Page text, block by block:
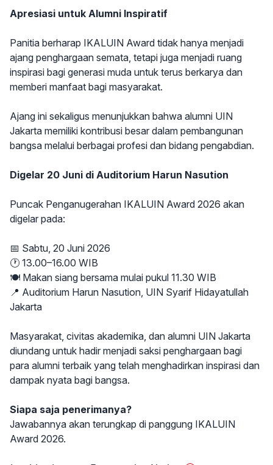
Apresiasi untuk Alumni Inspiratif
Panitia berharap IKALUIN Award tidak hanya menjadi
ajang penghargaan semata, tetapi juga menjadi ruang
inspirasi bagi generasi muda untuk terus berkarya dan
memberi manfaat bagi masyarakat.
Ajang ini sekaligus menunjukkan bahwa alumni UIN
Jakarta memiliki kontribusi besar dalam pembangunan
bangsa melalui berbagai profesi dan bidang pengabdian.
Digelar 20 Juni di Auditorium Harun Nasution
Puncak Penganugerahan IKALUIN Award 2026 akan
digelar pada:
📅 Sabtu, 20 Juni 2026
🕐 13.00–16.00 WIB
🍽️ Makan siang bersama mulai pukul 11.30 WIB
📍 Auditorium Harun Nasution, UIN Syarif Hidayatullah
Jakarta
Masyarakat, civitas akademika, dan alumni UIN Jakarta
diundang untuk hadir menjadi saksi penghargaan bagi
para alumni terbaik yang telah menghadirkan inspirasi dan
dampak nyata bagi bangsa.
Siapa saja penerimanya?
Jawabannya akan terungkap di panggung IKALUIN
Award 2026.